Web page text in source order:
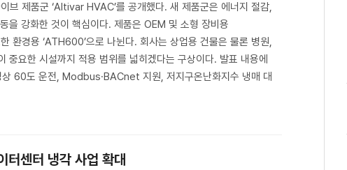
브 제품군 ‘Altivar HVAC’를 공개했다. 새 제품군은 에너지 절감,
을 강화한 것이 핵심이다. 제품은 OEM 및 소형 장비용
환경용 ‘ATH600’으로 나뉜다. 회사는 상업용 건물은 물론 병원,
중요한 시설까지 적용 범위를 넓히겠다는 구상이다. 발표 내용에
60도 운전, Modbus·BACnet 지원, 저지구온난화지수 냉매 대
터센터 냉각 사업 확대